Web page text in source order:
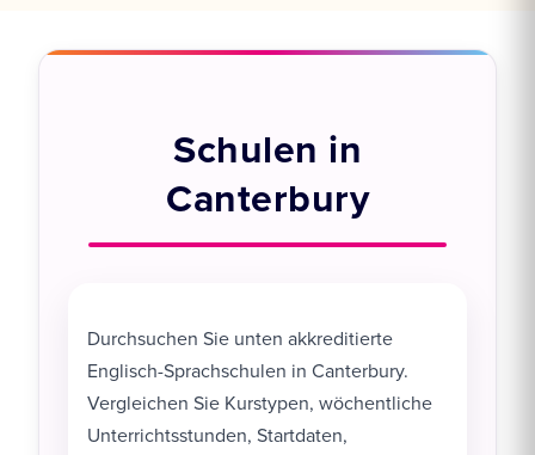
Schulen in
Canterbury
Durchsuchen Sie unten akkreditierte
Englisch-Sprachschulen in Canterbury.
Vergleichen Sie Kurstypen, wöchentliche
Unterrichtsstunden, Startdaten,